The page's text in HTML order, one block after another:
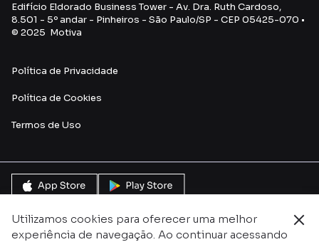
Utilizamos cookies para oferecer uma melhor
experiência de navegação. Ao continuar acessando
Edifício Eldorado Business Tower - Av. Dra. Ruth Cardoso,
8.501 - 5º andar - Pinheiros - São Paulo/SP - CEP 05425-070 •
© 2025 Motiva
Política de Privacidade
Política de Cookies
Termos de Uso